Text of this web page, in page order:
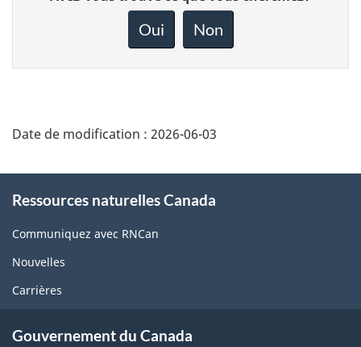
votre
page
Oui Non
Date de modification : 2026-06-03
this
site
Ressources naturelles Canada
Communiquez avec RNCan
Nouvelles
Carrières
Gouvernement du Canada